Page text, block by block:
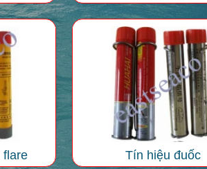
flare Tín hiệu đuốc